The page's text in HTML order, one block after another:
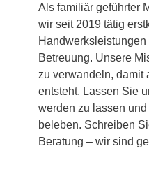
Als familiär geführter
wir seit 2019 tätig
Betreuung. Unsere
zu verwandeln, damit
entsteht. Lassen Sie
werden zu lassen
beleben. Schreiben
Beratung – wir sind